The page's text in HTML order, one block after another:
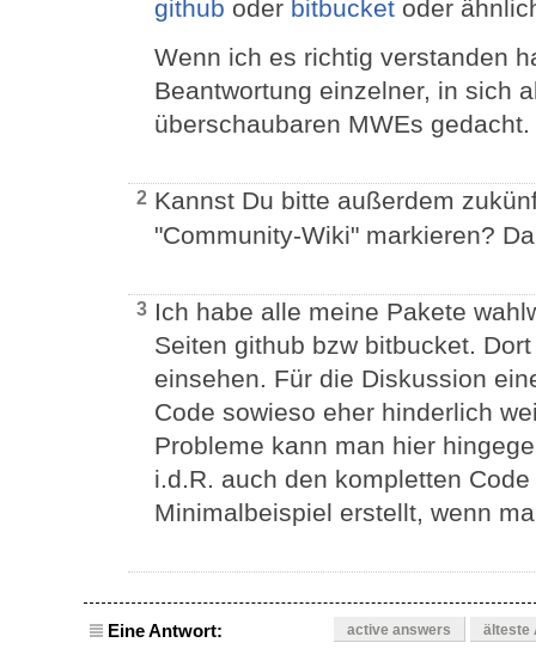
github oder bitbucket oder
Wenn ich es richtig verstanden
Beantwortung einzelner, in sich
überschaubaren MWEs gedacht.
2 Kannst Du bitte außerdem
"Community-Wiki" markieren?
3 Ich habe alle meine Pakete
Seiten github bzw bitbucket.
einsehen. Für die Diskussion
Code sowieso eher hinderlich
Probleme kann man hier
i.d.R. auch den kompletten
Minimalbeispiel erstellt, wenn
Eine Antwort: active answers älteste